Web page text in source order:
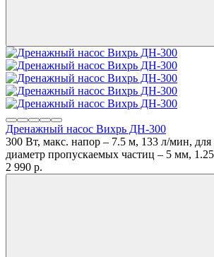
Дренажный насос Вихрь ДН-300
300 Вт, макс. напор – 7.5 м, 133 л/мин,
диаметр пропускаемых частиц – 5 мм,
2 990 p.